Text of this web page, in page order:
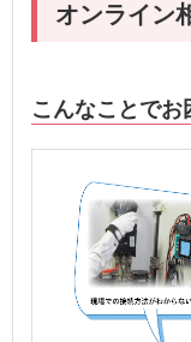
オンライン
こんなことでお